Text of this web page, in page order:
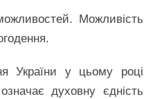
Можливість
України у цьому році
духовну єдність